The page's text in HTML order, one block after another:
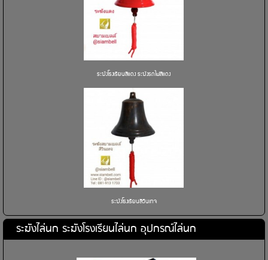
ระฆังโรงเรียนสีแดง ระฆังรถไฟสีแดง
ระฆังโรงเรียนสีวินเทจ
ระฆังไล่นก ระฆังโรงเรียนไล่นก อุปกรณ์ไล่นก